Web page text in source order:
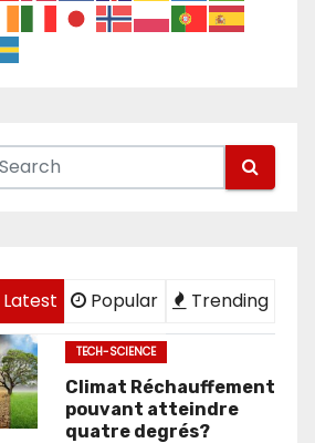
Latest Popular Trending
TECH-SCIENCE
Climat Réchauffement
pouvant atteindre
quatre degrés?